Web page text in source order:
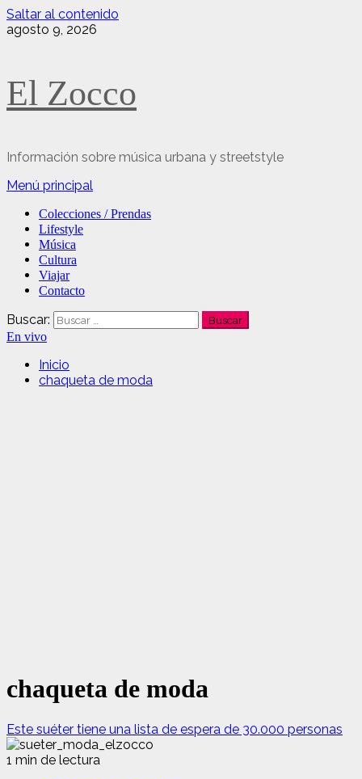
Saltar al contenido
agosto 9, 2026
El Zocco
Información sobre música urbana y streetstyle
Menú principal
Colecciones / Prendas
Lifestyle
Música
Cultura
Viajar
Contacto
Buscar:
En vivo
Inicio
chaqueta de moda
chaqueta de moda
Este suéter tiene una lista de espera de 30.000 personas
1 min de lectura